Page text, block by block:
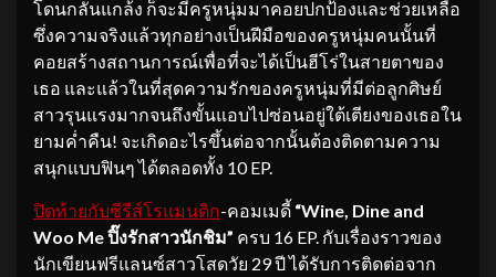
โดนกลั่นแกล้ง ก็จะมีครูหนุ่มมาคอยปกป้องและช่วยเหลือ
ซึ่งความจริงแล้วทุกอย่างเป็นฝีมือของครูหนุ่มคนนั้นที่
คอยสร้างสถานการณ์เพื่อที่จะได้เป็นฮีโร่ในสายตาของ
เธอ และแล้วในที่สุดความรักของครูหนุ่มที่มีต่อลูกศิษย์
สาวรุนแรงมากจนถึงขั้นแอบไปซ่อนอยู่ใต้เตียงของเธอใน
ยามค่ำคืน! จะเกิดอะไรขึ้นต่อจากนั้นต้องติดตามความ
สนุกแบบฟินๆ ได้ตลอดทั้ง 10 EP.
ปิดท้ายกับซีรีส์โรแมนติก-คอมเมดี้ “Wine, Dine and
Woo Me ปิ๊งรักสาวนักชิม” ครบ 16 EP. กับเรื่องราวของ
นักเขียนฟรีแลนซ์สาวโสดวัย 29 ปี ได้รับการติดต่อจาก